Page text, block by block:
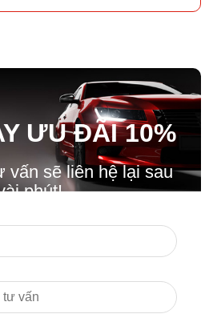
ƯU ĐÃI10%
vấn sẽ liên hệ lại sau
phút!